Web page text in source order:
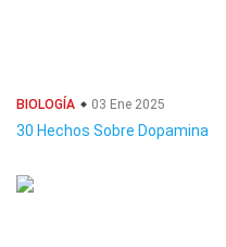
BIOLOGÍA 03 Ene 2025
30 Hechos Sobre Dopamina